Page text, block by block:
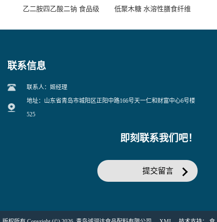
乙二胺四乙酸二钠 食品级
低聚木糖 水溶性膳食纤维
联系信息
联系人：姬经理
地址：山东省青岛市城阳区正阳中路166号天一仁和财富中心6号楼
525
即刻联系我们吧！
提交留言